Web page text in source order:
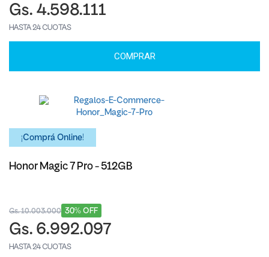
Gs. 4.598.111
HASTA 24 CUOTAS
COMPRAR
¡Comprá Online!
Honor Magic 7 Pro - 512GB
30% OFF
Gs. 10.003.000
Gs. 6.992.097
HASTA 24 CUOTAS